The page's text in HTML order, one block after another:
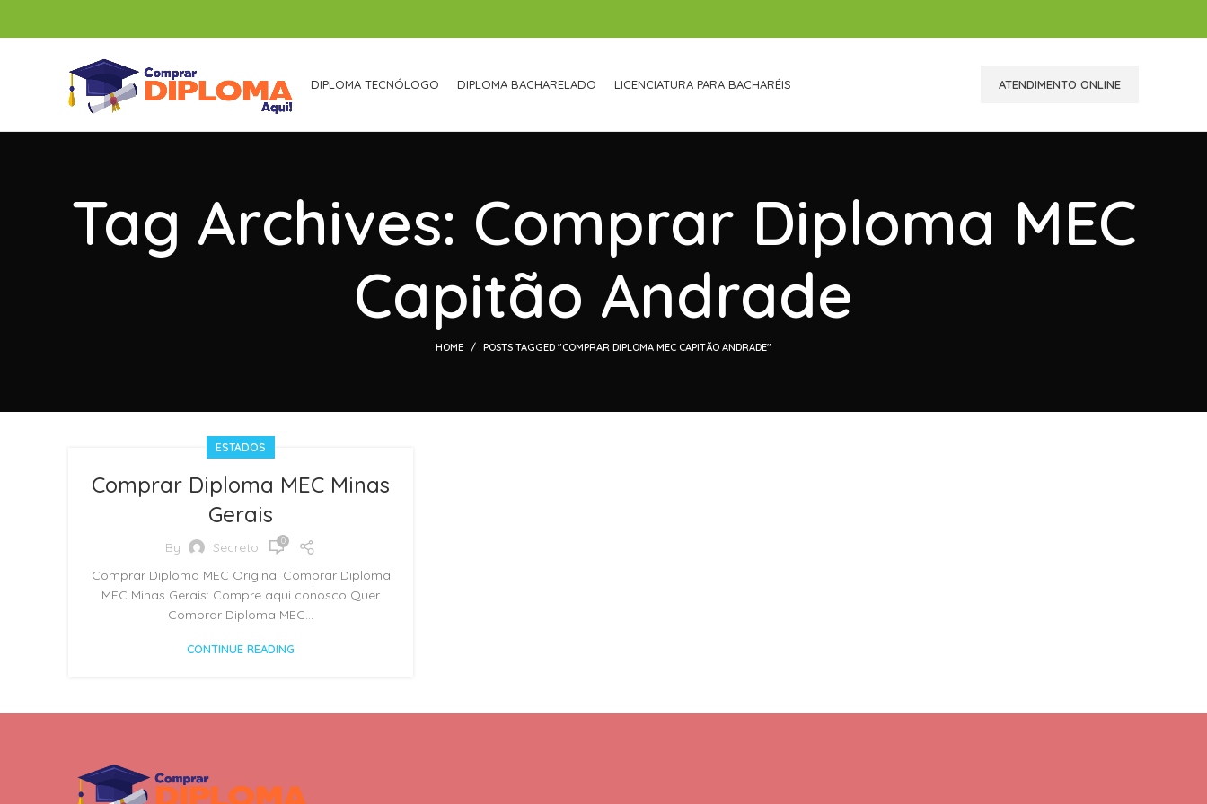
DIPLOMA TECNÓLOGO DIPLOMA BACHARELADO LICENCIATURA PARA BACHARÉIS ATENDIMENTO ONLINE
Tag Archives: Comprar Diploma MEC
Capitão Andrade
HOME POSTS TAGGED "COMPRAR DIPLOMA MEC CAPITÃO ANDRADE"
ESTADOS
Comprar Diploma MEC Minas
Gerais
By Secreto 0
Comprar Diploma MEC Original Comprar Diploma
MEC Minas Gerais: Compre aqui conosco Quer
Comprar Diploma MEC...
CONTINUE READING